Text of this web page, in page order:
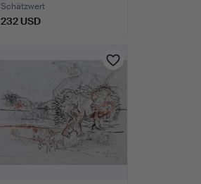
Schätzwert
232 USD